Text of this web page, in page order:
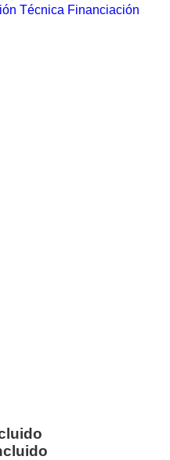
Técnica Financiación